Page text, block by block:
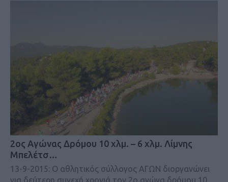
2ος Αγώνας Δρόμου 10 χλμ. – 6 χλμ. Λίμνης
Μπελέτσ…
13-9-2015: Ο αθλητικός σύλλογος ΑΓΩΝ διοργανώνει
για δεύτερη συνεχή χρονιά τον 2ο αγώνα δρόμου 10